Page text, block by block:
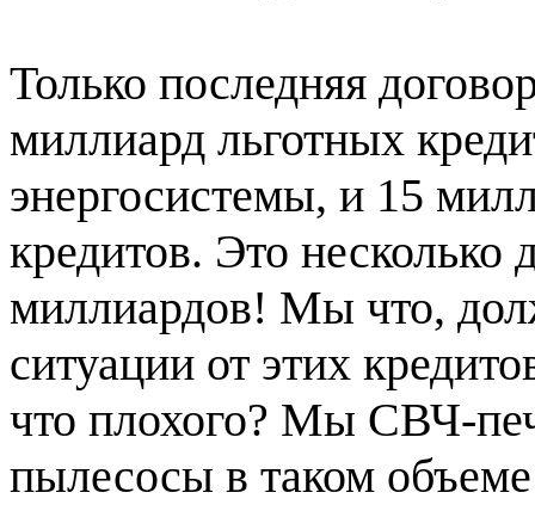
Только последняя
миллиард льготных
энергосистемы, и 15
кредитов. Это несколько
миллиардов! Мы что,
ситуации от этих
что плохого? Мы СВЧ-
пылесосы в таком